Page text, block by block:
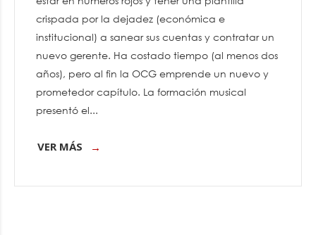
crispada por la dejadez (económica e
institucional) a sanear sus cuentas y contratar un
nuevo gerente. Ha costado tiempo (al menos dos
años), pero al fin la OCG emprende un nuevo y
prometedor capítulo. La formación musical
presentó el...
VER MÁS